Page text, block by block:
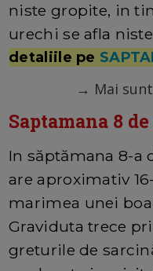
niste gropite, in
urechi se afla
detaliile pe
→ Mai
Saptamana 8
In săptămana 8-a
are aproximativ
marimea unei
Graviduta trece
greturile de